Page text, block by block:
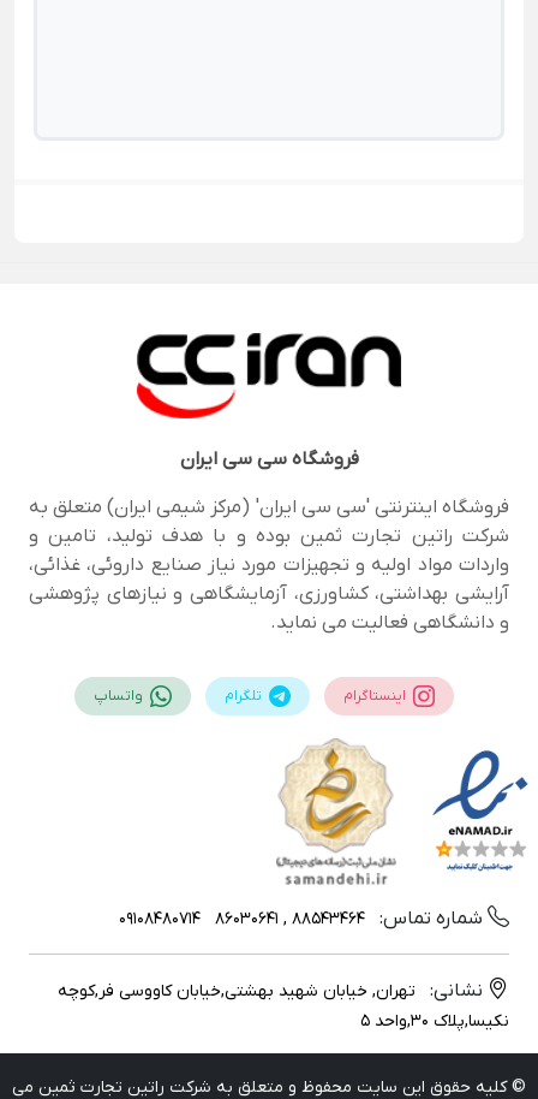
فروشگاهسی سی ایران
فروشگاه اینترنتی 'سی سی ایران' (مرکز شیمی ایران) متعلق به
شرکت راتین تجارت ثمین بوده و با هدف تولید، تامین و
واردات مواد اولیه و تجهیزات مورد نیاز صنایع داروئی، غذائی،
آرایشی بهداشتی، کشاورزی، آزمایشگاهی و نیازهای پژوهشی
و دانشگاهی فعالیت می نماید.
اینستاگرام تلگرام واتساپ
شماره تماس: 88543464 , 86030641
09108480714
نشانی:
تهران, خیابان شهید بهشتی,خیابان کاووسی فر,کوچه
نکیسا,پلاک 30,واحد 5
© کلیه حقوق این سایت محفوظ و متعلق به شرکت راتین تجارت ثمین می